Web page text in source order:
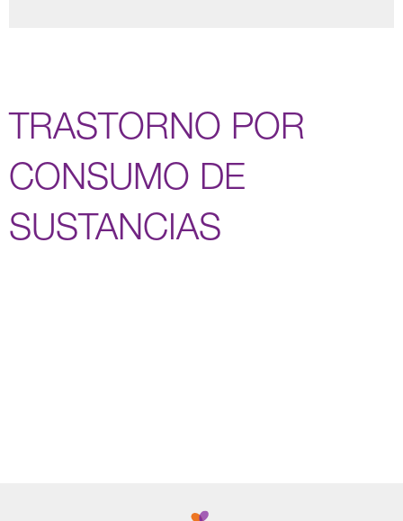
TRASTORNO POR
CONSUMO DE
SUSTANCIAS